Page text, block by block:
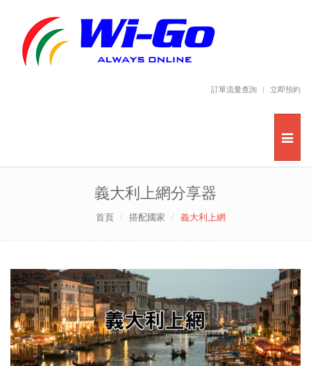
訂單流量查詢 立即預約
義大利上網分享器
首頁 搭配國家 義大利上網